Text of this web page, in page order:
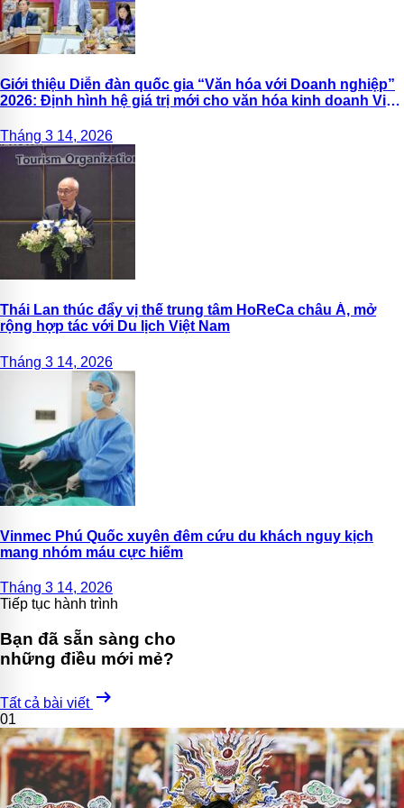
Giới thiệu Diễn đàn quốc gia “Văn hóa với Doanh nghiệp”
2026: Định hình hệ giá trị mới cho văn hóa kinh doanh Việt
Tháng 3 14, 2026
Thái Lan thúc đẩy vị thế trung tâm HoReCa châu Á, mở
rộng hợp tác với Du lịch Việt Nam
Tháng 3 14, 2026
Vinmec Phú Quốc xuyên đêm cứu du khách nguy kịch
mang nhóm máu cực hiếm
Tháng 3 14, 2026
Tiếp tục hành trình
Bạn đã sẵn sàng cho
những điều mới mẻ?
Tất cả bài viết arrow_right_alt
01